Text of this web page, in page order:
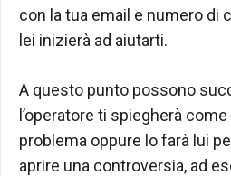
con la tua email e numero di
lei inizierà ad aiutarti.
A questo punto possono
l’operatore ti spiegherà
problema oppure lo farà lui
aprire una controversia, ad